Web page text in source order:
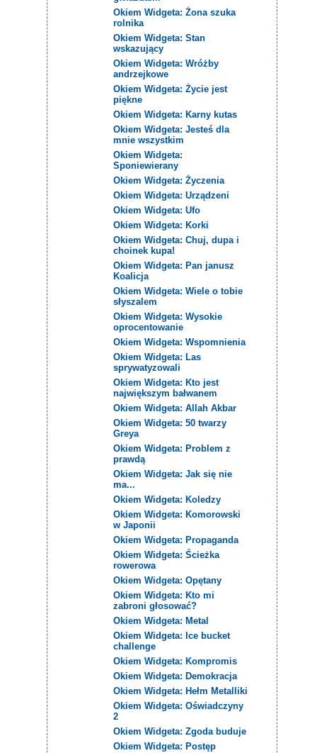
Okiem Widgeta: Żona szuka
rolnika
Okiem Widgeta: Stan
wskazujący
Okiem Widgeta: Wróżby
andrzejkowe
Okiem Widgeta: Życie jest
piękne
Okiem Widgeta: Karny kutas
Okiem Widgeta: Jesteś dla
mnie wszystkim
Okiem Widgeta:
Sponiewierany
Okiem Widgeta: Życzenia
Okiem Widgeta: Urządzeni
Okiem Widgeta: Ufo
Okiem Widgeta: Korki
Okiem Widgeta: Chuj, dupa i
choinek kupa!
Okiem Widgeta: Pan janusz
Koalicja
Okiem Widgeta: Wiele o tobie
słyszalem
Okiem Widgeta: Wysokie
oprocentowanie
Okiem Widgeta: Wspomnienia
Okiem Widgeta: Las
sprywatyzowali
Okiem Widgeta: Kto jest
największym bałwanem
Okiem Widgeta: Allah Akbar
Okiem Widgeta: 50 twarzy
Greya
Okiem Widgeta: Problem z
prawdą
Okiem Widgeta: Jak się nie
ma...
Okiem Widgeta: Koledzy
Okiem Widgeta: Komorowski
w Japonii
Okiem Widgeta: Propaganda
Okiem Widgeta: Ścieżka
rowerowa
Okiem Widgeta: Opętany
Okiem Widgeta: Kto mi
zabroni głosować?
Okiem Widgeta: Metal
Okiem Widgeta: Ice bucket
challenge
Okiem Widgeta: Kompromis
Okiem Widgeta: Demokracja
Okiem Widgeta: Hełm Metalliki
Okiem Widgeta: Oświadczyny
2
Okiem Widgeta: Zgoda buduje
Okiem Widgeta: Postęp